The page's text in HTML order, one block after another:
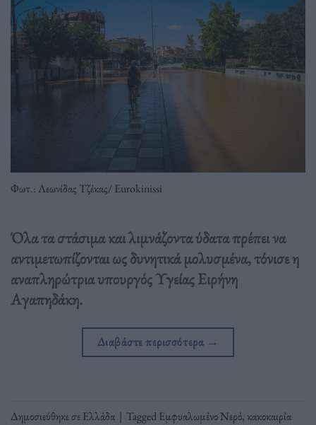
Φωτ.: Λεωνίδας Τζέκας/ Eurokinissi
Όλα τα στάσιμα και λιμνάζοντα ύδατα πρέπει να
αντιμετωπίζονται ως δυνητικά μολυσμένα, τόνισε η
αναπληρώτρια υπουργός Υγείας Ειρήνη
Αγαπηδάκη.
Διαβάστε περισσότερα →
Δημοσιεύθηκε σεΕλλάδα | TaggedΕμφυαλωμένο Νερό,κακοκαιρία